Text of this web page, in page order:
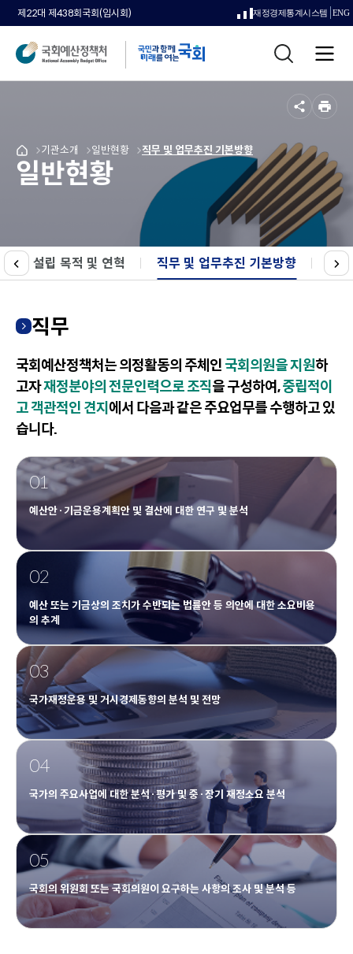
제22대 제438회국회(임시회)
새
으
림
재정경제통계시스템 ENG
검
전
체
뉴
국
회
예
처
메
인
이
지
이
동
메
뉴
로
메
뉴
로
기관소개
메
뉴
로
메
뉴
로
일반현황
메
이
동
메
이
동
직무 및 업무추진 기본방향
일반현황
공
인
설립 목적 및 연혁 직무 및 업무추진 기본방향 선택됨 국
이
다
직무
국회예산정책처는 의정활동의 주체인 국회의원을 지원하
고자재정분야의 전문인력으로 조직을 구성하여,중립적이
고 객관적인 견지 에서 다음과 같은 주요업무를 수행하고 있
습니다.
01
예산안·기금운용계획안 및 결산에 대한 연구 및 분석
02
예산 또는 기금상의 조치가 수반되는 법률안 등 의안에 대한 소요비용
의 추계
03
국가재정운용 및 거시경제동향의 분석 및 전망
04
국가의 주요사업에 대한 분석·평가 및 중·장기 재정소요 분석
05
국회의 위원회 또는 국회의원이 요구하는 사항의 조사 및 분석 등